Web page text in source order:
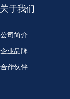
关于我们
公司简介
企业品牌
合作伙伴